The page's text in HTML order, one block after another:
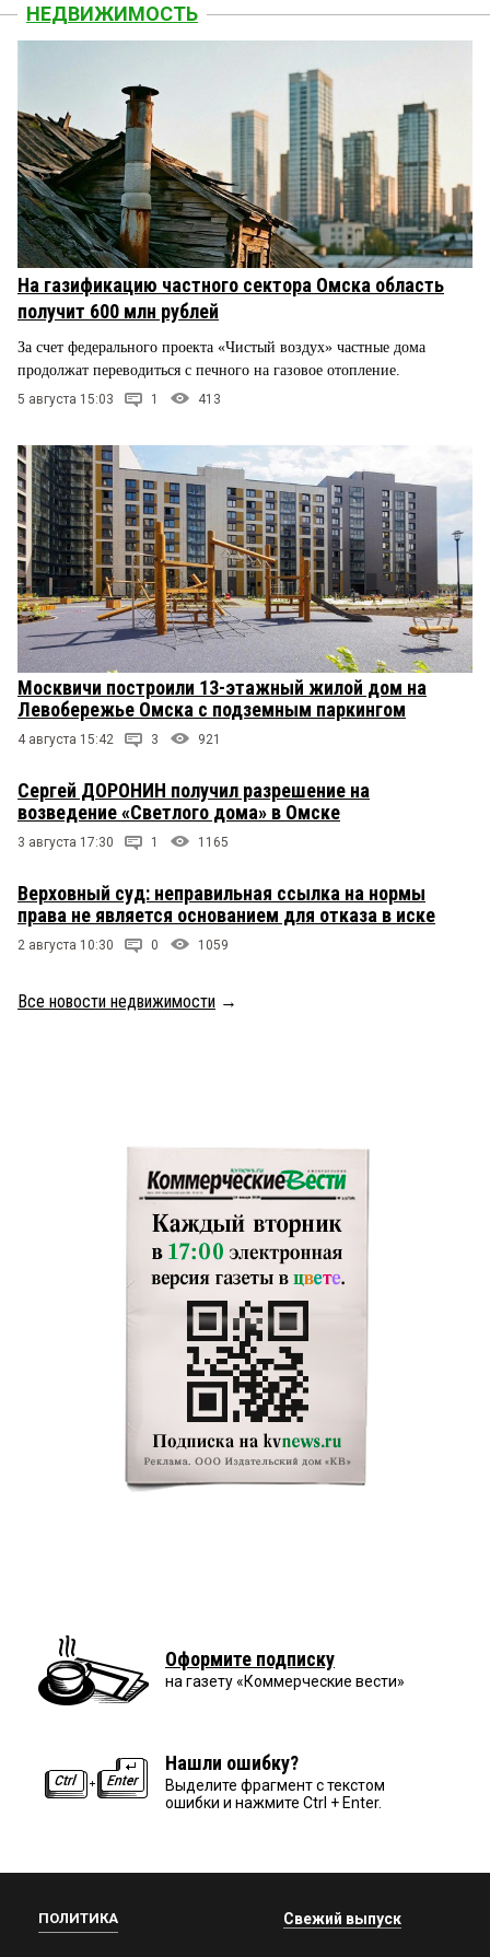
НЕДВИЖИМОСТЬ
На газификацию частного сектора Омска область
получит 600 млн рублей
За счет федерального проекта «Чистый воздух» частные дома
продолжат переводиться с печного на газовое отопление.
5 августа 15:03 1 413
Москвичи построили 13-этажный жилой дом на
Левобережье Омска с подземным паркингом
4 августа 15:42 3 921
Сергей ДОРОНИН получил разрешение на
возведение «Светлого дома» в Омске
3 августа 17:30 1 1165
Верховный суд: неправильная ссылка на нормы
права не является основанием для отказа в иске
2 августа 10:30 0 1059
Все новости недвижимости →
Оформите подписку
на газету «Коммерческие вести»
Нашли ошибку?
Выделите фрагмент с текстом
ошибки и нажмите Ctrl + Enter.
ПОЛИТИКА Свежий выпуск